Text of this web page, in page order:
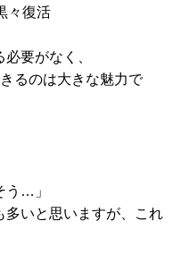
々復活
要がなく、
るのは大きな魅力で
う…」
多いと思いますが、これ